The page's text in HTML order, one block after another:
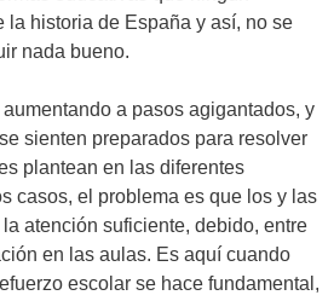
la historia de España y así, no se
nada bueno.
a pasos agigantados, y
sienten preparados para resolver
plantean en las diferentes
casos, el problema es que los y las
atención suficiente, debido, entre
en las aulas. Es aquí cuando
escolar se hace fundamental,